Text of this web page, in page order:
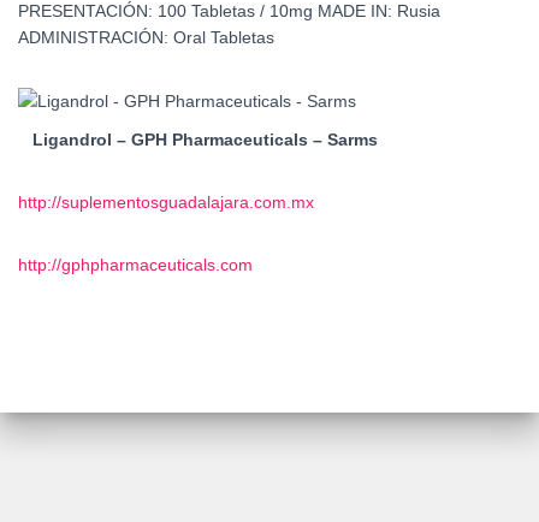
PRESENTACIÓN: 100 Tabletas / 10mg MADE IN: Rusia
ADMINISTRACIÓN: Oral Tabletas
Ligandrol – GPH Pharmaceuticals – Sarms
http://suplementosguadalajara.com.mx
http://gphpharmaceuticals.com